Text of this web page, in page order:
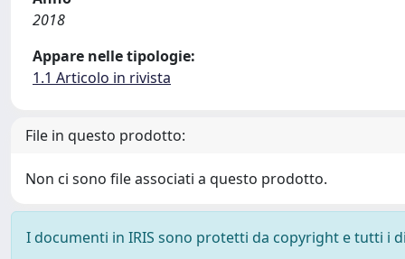
2018
Appare nelle tipologie:
1.1 Articolo in rivista
File in questo prodotto:
Non ci sono file associati a questo prodotto.
I documenti in IRIS sono protetti da copyright e tutti i